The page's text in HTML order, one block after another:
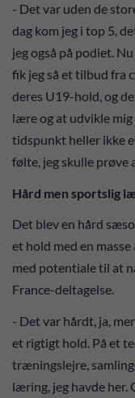
- Det var uden de
dag kom jeg i top 5,
jeg også på podiet.
fik jeg så et tilbud fra
deres U19-hold, og
lære og at udvikle
tidspunkt heller ikke
følte, jeg skulle prøve
Hård men sportslig
Det blev en hård
et hold med en
med potentiale til at
France-deltagelse.
- Det var hårdt, ja,
et rigtigt hold. På et
træningslejre,
læring, jeg havde her.